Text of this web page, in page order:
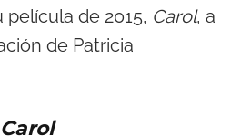
de 2015, Carol, a
de Patricia
Carol